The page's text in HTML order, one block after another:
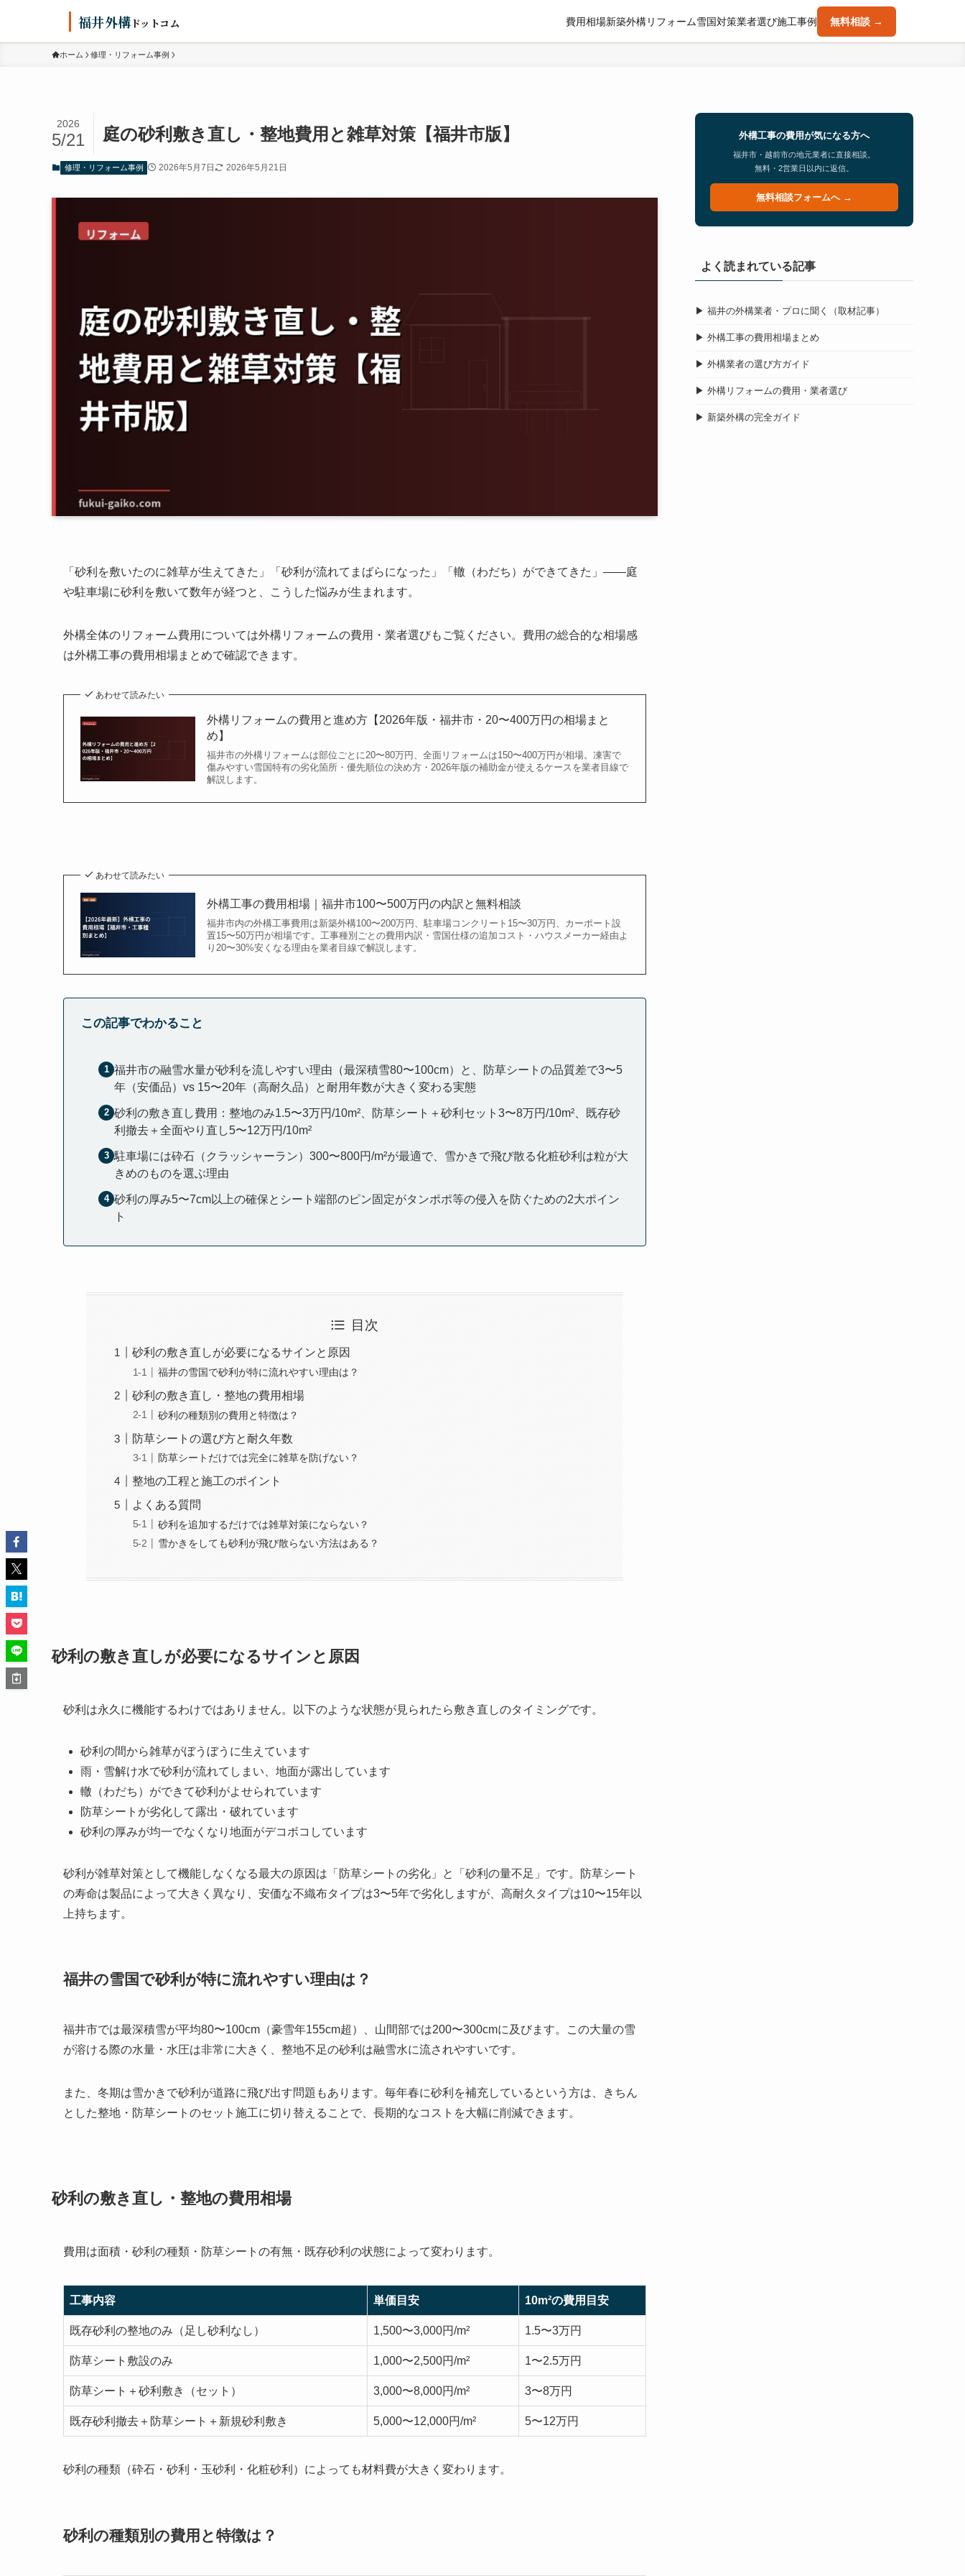
福井外構 ドットコム 費用相場新築外構リフォーム雪国対策業者選び施工事例 無料相談 →
ホーム 修理・リフォーム事例
庭の砂利敷き直し・整地費用と雑草対策【福井市版】
2026
5/21
修理・リフォーム事例 2026年5月7日 2026年5月21日
「砂利を敷いたのに雑草が生えてきた」「砂利が流れてまばらになった」「轍（わだち）ができてきた」——庭
や駐車場に砂利を敷いて数年が経つと、こうした悩みが生まれます。
外構全体のリフォーム費用については外構リフォームの費用・業者選びもご覧ください。費用の総合的な相場感
は外構工事の費用相場まとめで確認できます。
あわせて読みたい
外構リフォームの費用と進め方【2026年版・福井市・20〜400万円の相場まと
め】
福井市の外構リフォームは部位ごとに20〜80万円、全面リフォームは150〜400万円が相場。凍害で
傷みやすい雪国特有の劣化箇所・優先順位の決め方・2026年版の補助金が使えるケースを業者目線で
解説します。
あわせて読みたい
外構工事の費用相場｜福井市100〜500万円の内訳と無料相談
福井市内の外構工事費用は新築外構100〜200万円、駐車場コンクリート15〜30万円、カーポート設
置15〜50万円が相場です。工事種別ごとの費用内訳・雪国仕様の追加コスト・ハウスメーカー経由よ
り20〜30%安くなる理由を業者目線で解説します。
この記事でわかること
福井市の融雪水量が砂利を流しやすい理由（最深積雪80〜100cm）と、防草シートの品質差で3〜5
年（安価品）vs 15〜20年（高耐久品）と耐用年数が大きく変わる実態
砂利の敷き直し費用：整地のみ1.5〜3万円/10m²、防草シート＋砂利セット3〜8万円/10m²、既存砂
利撤去＋全面やり直し5〜12万円/10m²
駐車場には砕石（クラッシャーラン）300〜800円/m²が最適で、雪かきで飛び散る化粧砂利は粒が大
きめのものを選ぶ理由
砂利の厚み5〜7cm以上の確保とシート端部のピン固定がタンポポ等の侵入を防ぐための2大ポイン
ト
目次
砂利の敷き直しが必要になるサインと原因
福井の雪国で砂利が特に流れやすい理由は？
砂利の敷き直し・整地の費用相場
砂利の種類別の費用と特徴は？
防草シートの選び方と耐久年数
防草シートだけでは完全に雑草を防げない？
整地の工程と施工のポイント
よくある質問
砂利を追加するだけでは雑草対策にならない？
雪かきをしても砂利が飛び散らない方法はある？
砂利の敷き直しが必要になるサインと原因
砂利は永久に機能するわけではありません。以下のような状態が見られたら敷き直しのタイミングです。
砂利の間から雑草がぼうぼうに生えています
雨・雪解け水で砂利が流れてしまい、地面が露出しています
轍（わだち）ができて砂利がよせられています
防草シートが劣化して露出・破れています
砂利の厚みが均一でなくなり地面がデコボコしています
砂利が雑草対策として機能しなくなる最大の原因は「防草シートの劣化」と「砂利の量不足」です。防草シート
の寿命は製品によって大きく異なり、安価な不織布タイプは3〜5年で劣化しますが、高耐久タイプは10〜15年以
上持ちます。
福井の雪国で砂利が特に流れやすい理由は？
福井市では最深積雪が平均80〜100cm（豪雪年155cm超）、山間部では200〜300cmに及びます。この大量の雪
が溶ける際の水量・水圧は非常に大きく、整地不足の砂利は融雪水に流されやすいです。
また、冬期は雪かきで砂利が道路に飛び出す問題もあります。毎年春に砂利を補充しているという方は、きちん
とした整地・防草シートのセット施工に切り替えることで、長期的なコストを大幅に削減できます。
砂利の敷き直し・整地の費用相場
費用は面積・砂利の種類・防草シートの有無・既存砂利の状態によって変わります。
工事内容 単価目安 10m²の費用目安
既存砂利の整地のみ（足し砂利なし） 1,500〜3,000円/m² 1.5〜3万円
防草シート敷設のみ 1,000〜2,500円/m² 1〜2.5万円
防草シート＋砂利敷き（セット） 3,000〜8,000円/m² 3〜8万円
既存砂利撤去＋防草シート＋新規砂利敷き 5,000〜12,000円/m² 5〜12万円
砂利の種類（砕石・砂利・玉砂利・化粧砂利）によっても材料費が大きく変わります。
砂利の種類別の費用と特徴は？
外構工事の費用が気になる方へ
福井市・越前市の地元業者に直接相談。
無料・2営業日以内に返信。
無料相談フォームへ →
よく読まれている記事
▶ 福井の外構業者・プロに聞く（取材記事）
▶ 外構工事の費用相場まとめ
▶ 外構業者の選び方ガイド
▶ 外構リフォームの費用・業者選び
▶ 新築外構の完全ガイド